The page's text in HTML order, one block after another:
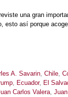
una gran
esto así porque
A. Savarin, Chile,
, Ecuador, El
Carlos Valera,